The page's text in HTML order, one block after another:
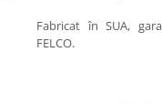
Fabricat în SUA,
FELCO.